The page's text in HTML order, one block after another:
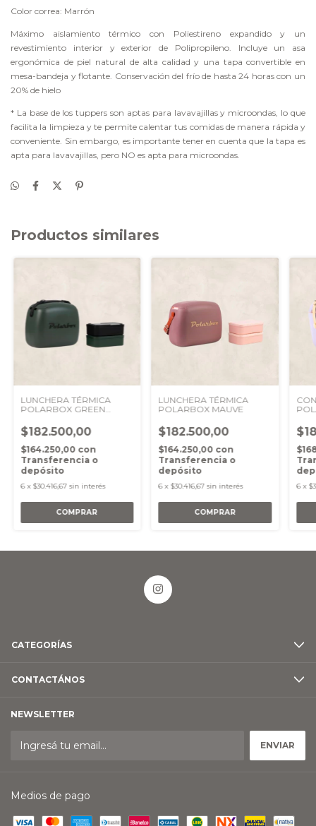
Color correa: Marrón
Máximo aislamiento térmico con Poliestireno expandido y un
revestimiento interior y exterior de Polipropileno. Incluye un asa
ergonómica de piel natural de alta calidad y una tapa convertible en
mesa-bandeja y flotante. Conservación del frío de hasta 24 horas con un
20% de hielo
* La base de los tuppers son aptas para lavavajillas y microondas, lo que
facilita la limpieza y te permite calentar tus comidas de manera rápida y
conveniente. Sin embargo, es importante tener en cuenta que la tapa es
apta para lavavajillas, pero NO es apta para microondas.
Productos similares
LUNCHERA TÉRMICA
POLARBOX GREEN
$182.500,00
$164.250,00 con
Transferencia o
depósito
6 x $30.416,67 sin interés
LUNCHERA TÉRMICA
POLARBOX MAUVE
$182.500,00
$164.250,00 con
Transferencia o
depósito
6 x $30.416,67 sin interés 6 x
CATEGORÍAS
CONTACTÁNOS
NEWSLETTER
Medios de pago